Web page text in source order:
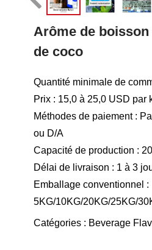
Arôme de
de coco
Quantité minimale de
Prix : 15,0 à 25,0 USD par
Méthodes de paiement :
ou D/A
Capacité de production :
Délai de livraison : 1 à 3
Emballage conventionnel :
5KG/10KG/20KG/25KG/
Catégories : Beverage